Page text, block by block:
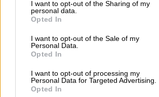
I want to opt-out of the Sharing of my
personal data.
Opted In
I want to opt-out of the Sale of my
Personal Data.
Opted In
I want to opt-out of processing my
Personal Data for Targeted Advertising.
Opted In
05.08.2026
παρονομαστή το κοινό συμφέρον
05.08.2026
Αντώνης Βουκλαρής - «ΕΡΡΙΚΟΣ ΝΤΥΝΑΝ»
05.08.2026